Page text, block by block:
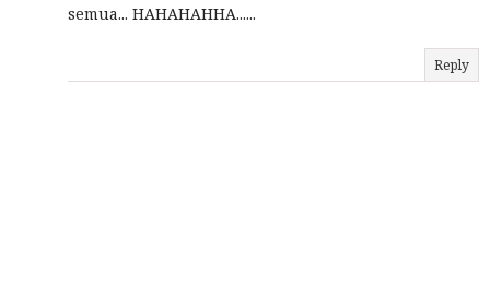
semua... HAHAHAHHA......
Reply